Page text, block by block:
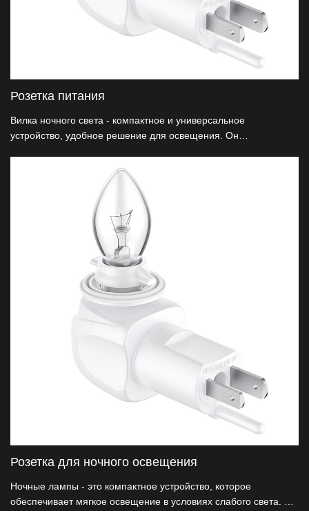
Розетка питания
Вилка ночного света - компактное и универсальное
устройство, удобное решение для освещения. Он
позволяет ему обеспечивать умеренное освещение в
условиях слабого света.
Розетка для ночного освещения
Ночные лампы - это компактное устройство, которое
обеспечивает мягкое освещение в условиях слабого света. Он